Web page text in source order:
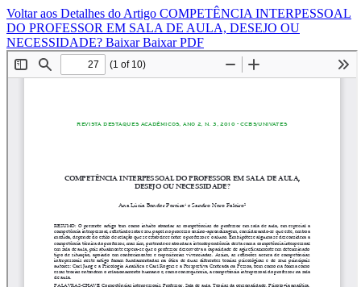
Voltar aos Detalhes do Artigo COMPETÊNCIA INTERPESSOAL
DO PROFESSOR EM SALA DE AULA, DESEJO OU
NECESSIDADE? BaixarBaixar PDF